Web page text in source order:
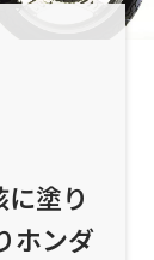
塗り
ホンダ